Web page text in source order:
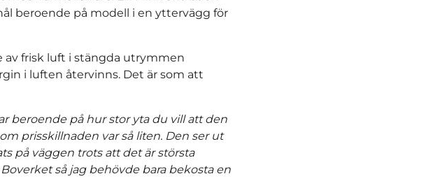
beroende på modell i en yttervägg för
frisk luft i stängda utrymmen
i luften återvinns. Det är som att
beroende på hur stor yta du vill att den
prisskillnaden var så liten. Den ser ut
på väggen trots att det är största
så jag behövde bara bekosta en